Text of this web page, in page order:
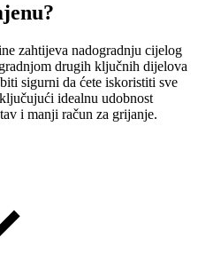
zahtijeva nadogradnju cijelog
drugih ključnih dijelova
sigurni da ćete iskoristiti sve
idealnu udobnost
i manji račun za grijanje.